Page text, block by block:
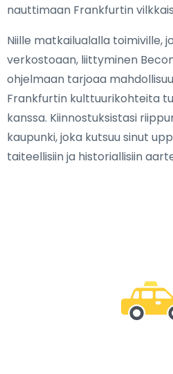
nauttimaan Frankfurtin
Niille matkailualalla toimiville,
verkostoaan, liittyminen
ohjelmaan tarjoaa
Frankfurtin kulttuurikohteita
kanssa. Kiinnostuksistasi
kaupunki, joka kutsuu sinut
taiteellisiin ja historiallisiin